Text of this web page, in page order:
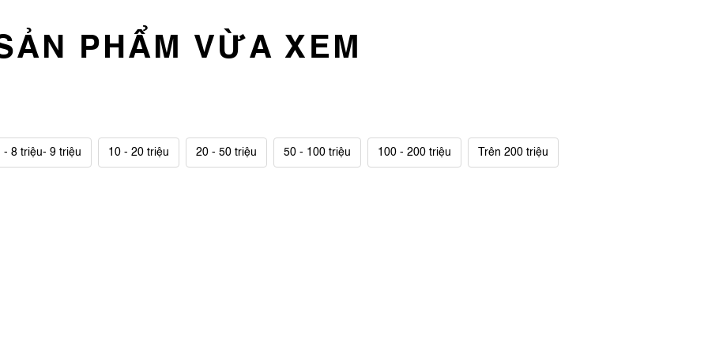
PHẨM VỪA XEM
- 8 triệu- 9 triệu 10 - 20 triệu 20 - 50 triệu 50 - 100 triệu 100 - 200 triệu Trên 200 triệu